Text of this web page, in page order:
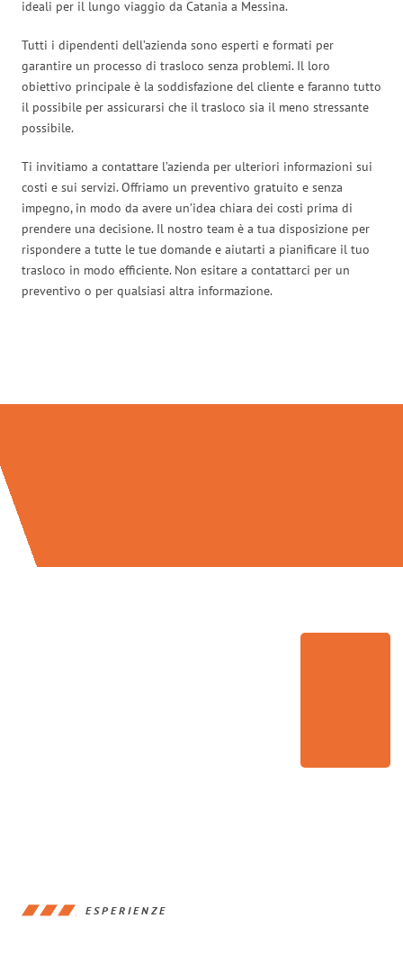
ideali per il lungo viaggio da Catania a Messina.
Tutti i dipendenti dell’azienda sono esperti e formati per
garantire un processo di trasloco senza problemi. Il loro
obiettivo principale è la soddisfazione del cliente e faranno tutto
il possibile per assicurarsi che il trasloco sia il meno stressante
possibile.
Ti invitiamo a contattare l’azienda per ulteriori informazioni sui
costi e sui servizi. Offriamo un preventivo gratuito e senza
impegno, in modo da avere un’idea chiara dei costi prima di
prendere una decisione. Il nostro team è a tua disposizione per
rispondere a tutte le tue domande e aiutarti a pianificare il tuo
trasloco in modo efficiente. Non esitare a contattarci per un
preventivo o per qualsiasi altra informazione.
ESPERIENZE